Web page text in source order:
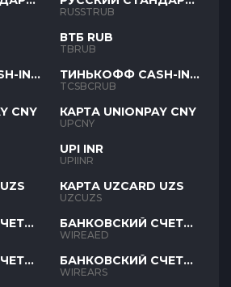
IN
CNY
RUB
RUSSTRUB
ВТБ RUB
TBRUB
ТИНЬКОФФ CASH-IN
RUB
TCSBCRUB
КАРТА UNIONPAY CNY
UPCNY
UPI INR
UPIINR
КАРТА UZCARD UZS
UZCUZS
БАНКОВСКИЙ СЧЕТ
AED
WIREAED
БАНКОВСКИЙ СЧЕТ
ARS
WIREARS